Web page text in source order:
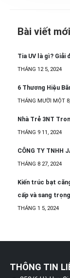
Bài viết mới
Tia UV là gì?
THÁNG 12 5, 2024
6 Thương Hiệu
THÁNG MƯỜI MỘT
Nhà Trẻ 3NT
THÁNG 9 11, 2024
CÔNG TY TNHH
THÁNG 8 27, 2024
Kiến trúc bạt
cấp và sang trọng
THÁNG 1 5, 2024
THÔNG TIN